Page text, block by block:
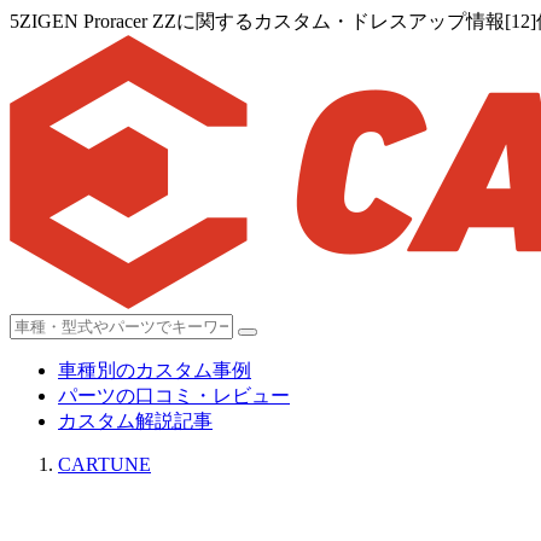
5ZIGEN Proracer ZZに関するカスタム・ドレスアップ情報[12]
車種別のカスタム事例
パーツの口コミ・レビュー
カスタム解説記事
CARTUNE